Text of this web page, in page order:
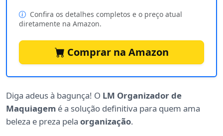
Confira os detalhes completos e o preço atual
diretamente na Amazon.
Comprar na Amazon
Diga adeus à bagunça! O LM Organizador de
Maquiagem é a solução definitiva para quem ama
beleza e preza pela organização.